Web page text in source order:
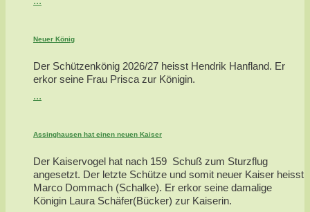
Neuer König
Der Schützenkönig 2026/27 heisst Hendrik Hanfland. Er
erkor seine Frau Prisca zur Königin.
...
Assinghausen hat einen neuen Kaiser
Der Kaiservogel hat nach 159 Schuß zum Sturzflug
angesetzt. Der letzte Schütze und somit neuer Kaiser heisst
Marco Dommach (Schalke). Er erkor seine damalige
Königin Laura Schäfer(Bücker) zur Kaiserin.